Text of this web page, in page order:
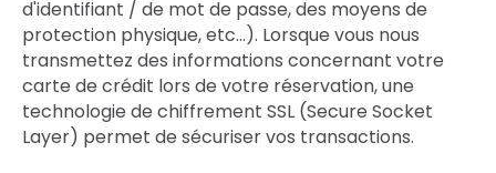
d'identifiant / de mot de passe, des moyens de
protection physique, etc…). Lorsque vous nous
transmettez des informations concernant votre
carte de crédit lors de votre réservation, une
technologie de chiffrement SSL (Secure Socket
Layer) permet de sécuriser vos transactions.